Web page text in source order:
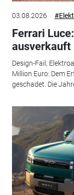
03.08.2026
Ferrari
ausverkauft
Design-Fail,
Million Euro: Dem
geschadet. Die